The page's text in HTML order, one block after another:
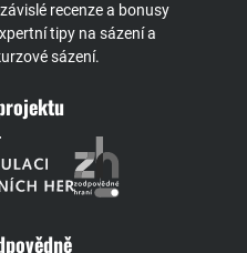
recenze a bonusy
tipy na sázení a
sázení.